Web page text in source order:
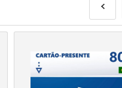
meddela oss via vårt
spelets utvecklare och är därför